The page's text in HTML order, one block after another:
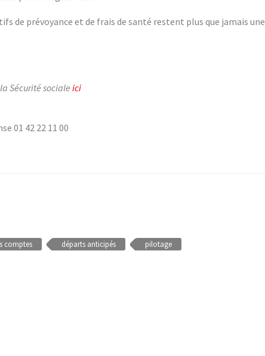
de prévoyance et de frais de santé restent plus que jamais une
Sécurité sociale ici
01 42 22 11 00
comptes départs anticipés
pilotage